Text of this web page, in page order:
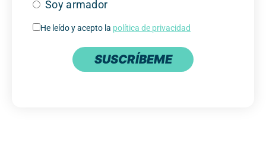
Soy armador
He leído y acepto la política de privacidad
SUSCRÍBEME